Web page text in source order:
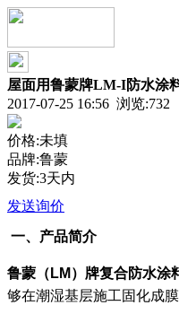
屋面用鲁蒙牌LM-I防水涂
2017-07-25 16:56 浏览:732
价格:未填
品牌:鲁蒙
发货:3天内
发送询价
一、产品简介
鲁蒙（ LM ）牌复合防水涂
够在潮湿基层施工固化成